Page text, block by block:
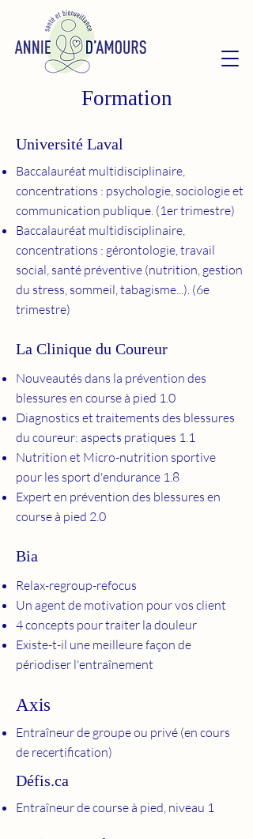
Formation
Université Laval
Baccalauréat multidisciplinaire,
concentrations : psychologie, sociologie et
communication publique. (1er trimestre)
​Baccalauréat multidisciplinaire,
concentrations : gérontologie, travail
social, santé préventive (nutrition, gestion
du stress, sommeil, tabagisme...). (6e
trimestre)
La Clinique du Coureur
Nouveautés dans la prévention des
blessures en course à pied 1.0
Diagnostics et traitements des blessures
du coureur: aspects pratiques 1.1
Nutrition et Micro-nutrition sportive
pour les sport d'endurance 1.8
Expert en prévention des blessures en
course à pied 2.0
Bia
Relax-regroup-refocus
Un agent de motivation pour vos client
4 concepts pour traiter la douleur
Existe-t-il une meilleure façon de
périodiser l'entraînement
Axis
Entraîneur de groupe ou privé (en cours
de recertification)
Défis.ca
Entraîneur de course à pied, niveau 1​